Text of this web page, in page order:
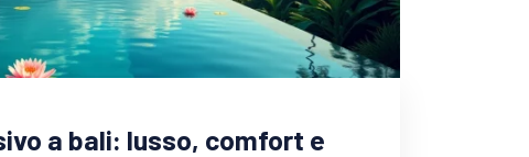
a bali: lusso, comfort e